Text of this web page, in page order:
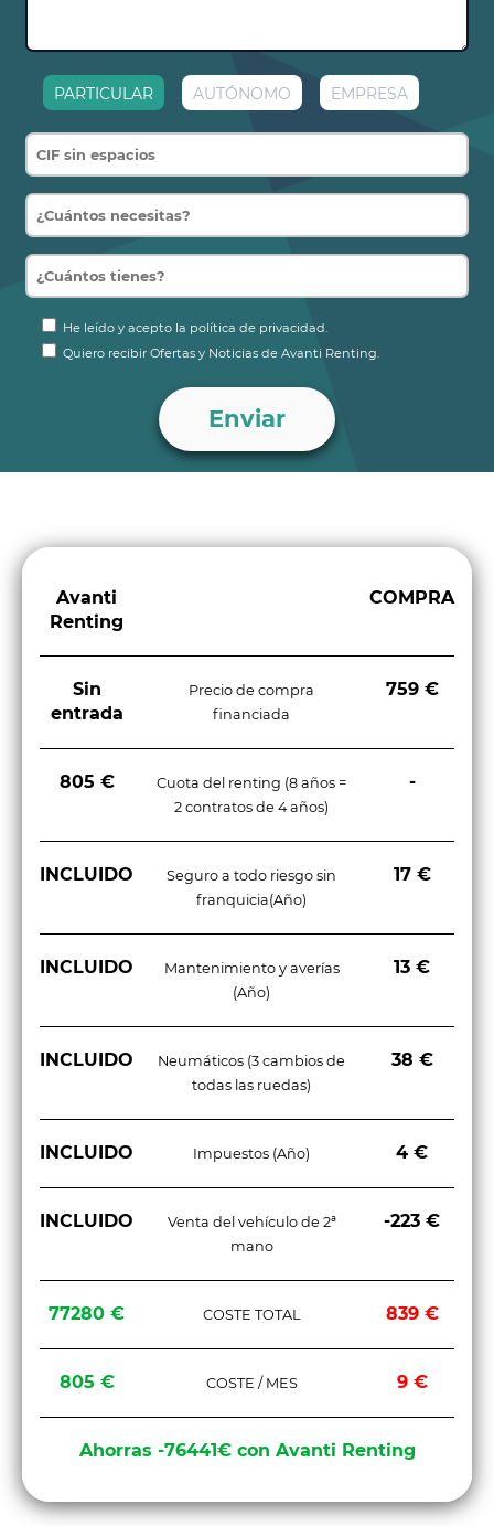
PARTICULAR AUTÓNOMO EMPRESA
He leído y acepto la política de privacidad.
Quiero recibir Ofertas y Noticias de Avanti Renting.
Avanti
Renting
COMPRA
Sin
entrada
Precio de compra
financiada
759 €
805 €
Cuota del renting (8 años =
2 contratos de 4 años)
-
INCLUIDO
Seguro a todo riesgo sin
franquicia(Año)
17 €
INCLUIDO
Mantenimiento y averías
(Año)
13 €
INCLUIDO
Neumáticos (3 cambios de
todas las ruedas)
38 €
INCLUIDO Impuestos (Año) 4 €
INCLUIDO
Venta del vehículo de 2ª
mano
-223 €
77280 € COSTE TOTAL 839 €
805 € COSTE / MES 9 €
Ahorras -76441€ con Avanti Renting